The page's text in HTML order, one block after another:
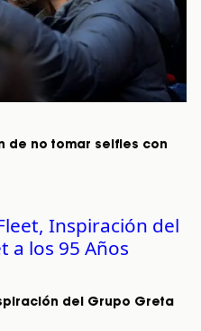
de no tomar selfies con
del Grupo Greta